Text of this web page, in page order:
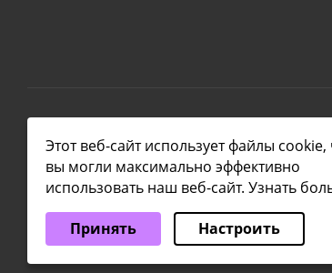
2026 © NSKLAMP
Этот веб-сайт использует файлы
вы могли максимально эффективно
использовать наш веб-сайт. Узнать
Минимальные Аналитические/
Принять Настроить